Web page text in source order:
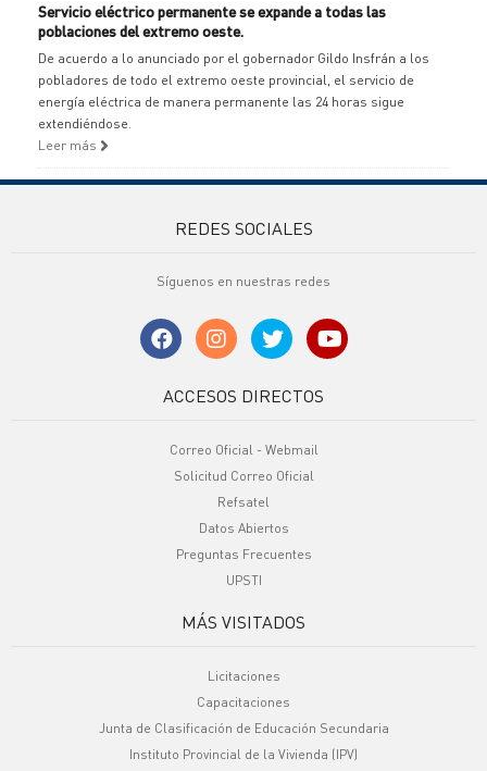
Servicio eléctrico permanente se expande a todas las
poblaciones del extremo oeste.
De acuerdo a lo anunciado por el gobernador Gildo Insfrán a los
pobladores de todo el extremo oeste provincial, el servicio de
energía eléctrica de manera permanente las 24 horas sigue
extendiéndose.
Leer más
REDES SOCIALES
Síguenos en nuestras redes
ACCESOS DIRECTOS
Correo Oficial - Webmail
Solicitud Correo Oficial
Refsatel
Datos Abiertos
Preguntas Frecuentes
UPSTI
MÁS VISITADOS
Licitaciones
Capacitaciones
Junta de Clasificación de Educación Secundaria
Instituto Provincial de la Vivienda (IPV)